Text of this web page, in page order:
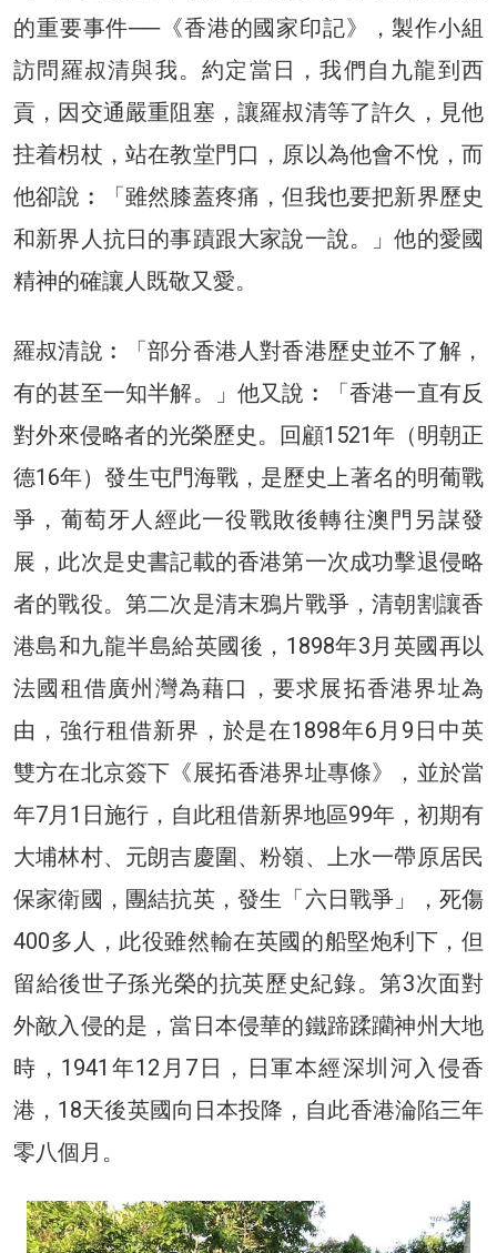
的重要事件──《香港的國家印記》，製作小組
訪問羅叔清與我。約定當日，我們自九龍到西
貢，因交通嚴重阻塞，讓羅叔清等了許久，見他
拄着枴杖，站在教堂門口，原以為他會不悅，而
他卻說︰「雖然膝蓋疼痛，但我也要把新界歷史
和新界人抗日的事蹟跟大家說一說。」他的愛國
精神的確讓人既敬又愛。
羅叔清說︰「部分香港人對香港歷史並不了解，
有的甚至一知半解。」他又說︰「香港一直有反
對外來侵略者的光榮歷史。回顧1521年（明朝正
德16年）發生屯門海戰，是歷史上著名的明葡戰
爭，葡萄牙人經此一役戰敗後轉往澳門另謀發
展，此次是史書記載的香港第一次成功擊退侵略
者的戰役。第二次是清末鴉片戰爭，清朝割讓香
港島和九龍半島給英國後，1898年3月英國再以
法國租借廣州灣為藉口，要求展拓香港界址為
由，強行租借新界，於是在1898年6月9日中英
雙方在北京簽下《展拓香港界址專條》，並於當
年7月1日施行，自此租借新界地區99年，初期有
大埔林村、元朗吉慶圍、粉嶺、上水一帶原居民
保家衛國，團結抗英，發生「六日戰爭」，死傷
400多人，此役雖然輸在英國的船堅炮利下，但
留給後世子孫光榮的抗英歷史紀錄。第3次面對
外敵入侵的是，當日本侵華的鐵蹄蹂躪神州大地
時，1941年12月7日，日軍本經深圳河入侵香
港，18天後英國向日本投降，自此香港淪陷三年
零八個月。